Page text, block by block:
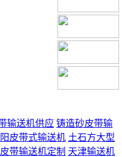
输送机供应 铸造砂皮带输
皮带式输送机 土石方大型
带输送机定制 天津输送机